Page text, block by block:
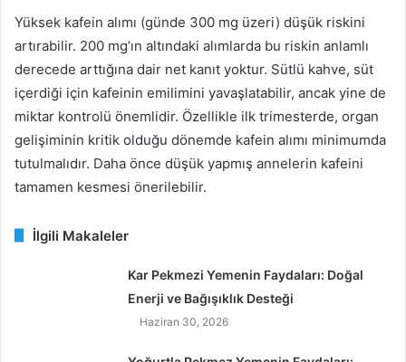
Yüksek kafein alımı (günde 300 mg üzeri) düşük riskini
artırabilir. 200 mg’ın altındaki alımlarda bu riskin anlamlı
derecede arttığına dair net kanıt yoktur. Sütlü kahve, süt
içerdiği için kafeinin emilimini yavaşlatabilir, ancak yine de
miktar kontrolü önemlidir. Özellikle ilk trimesterde, organ
gelişiminin kritik olduğu dönemde kafein alımı minimumda
tutulmalıdır. Daha önce düşük yapmış annelerin kafeini
tamamen kesmesi önerilebilir.
İlgili Makaleler
Kar Pekmezi Yemenin Faydaları: Doğal
Enerji ve Bağışıklık Desteği
Haziran 30, 2026